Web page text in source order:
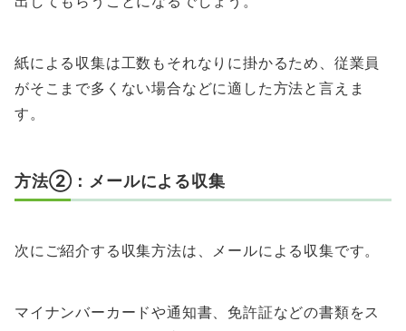
紙による収集は工数もそれなりに掛かるため、従業員
がそこまで多くない場合などに適した方法と言えま
す。
方法②：メールによる収集
次にご紹介する収集方法は、メールによる収集です。
マイナンバーカードや通知書、免許証などの書類をス